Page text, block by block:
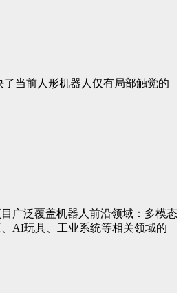
了当前人形机器人仅有局部触觉的
广泛覆盖机器人前沿领域：多模态
AI玩具、工业系统等相关领域的